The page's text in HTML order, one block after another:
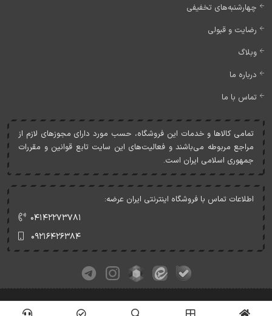
چهارشنبه‌های تخفیفی
رضایت و قبولی
وبلاگ
درباره ما
تماس با ما
تمامی کالاها و خدمات اين فروشگاه، حسب مورد دارای مجوزهای لازم از
مراجع مربوطه می‌باشند و فعاليت‌های اين سايت تابع قوانين و مقررات
جمهوری اسلامی ايران است.
اطلاعات تماس با فروشگاه اینترنتی ایران عرضه:
۰۴۱۴۲۲۷۳۷۸۱
۰۹۲۱۶۴۲۶۳۸۴